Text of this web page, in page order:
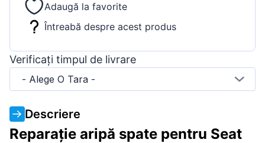
Adaugă la favorite
Întreabă despre acest produs
Verificați timpul de livrare
- Alege O Tara -
Descriere
Reparație aripă spate pentru Seat